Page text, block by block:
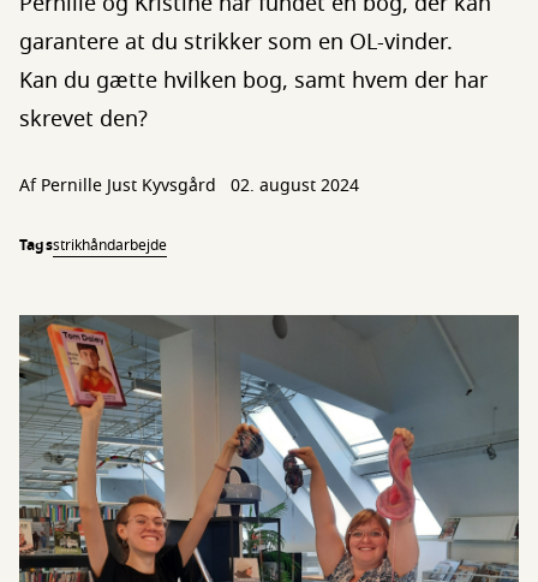
garantere at du strikker som en OL-vinder.
Kan du gætte hvilken bog, samt hvem der har
skrevet den?
AfPernille Just Kyvsgård 02. august 2024
Tagsstrikhåndarbejde